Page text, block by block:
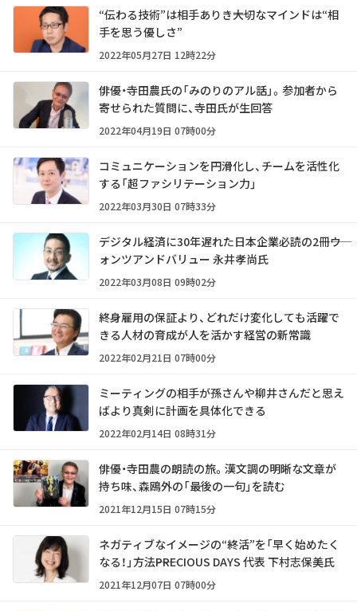
“伝わる技術”は相手ありき――大切なマインドは“相
手を思う優しさ”
2022年05月27日 12時22分
俳優・寺田農氏の「みのりのアル話」。参加者から
寄せられた質問に、寺田氏が生回答
2022年04月19日 07時00分
コミュニケーションを円滑化し、チームを活性化
する「超ファシリテーション力」
2022年03月30日 07時33分
デジタル経済に30年遅れた日本企業必読の2冊――ウ
ォンツアンドバリュー 永井孝尚氏
2022年03月08日 09時02分
終身雇用の保証より、どれだけ変化しても活躍で
きる人材の育成が人を活かす経営の新常識
2022年02月21日 07時00分
ミーティングの相手が孫さんや柳井さんだと思え
ばより真剣に計画を具体化できる
2022年02月14日 08時31分
俳優・寺田農の朗読の旅。漢文調の明晰な文章が
持ち味、森鴎外の「最後の一句」を読む
2021年12月15日 07時15分
ネガティブなイメージの“終活”を「早く始めたく
なる！」方法――PRECIOUS DAYS 代表 下村志保美氏
2021年12月07日 07時00分